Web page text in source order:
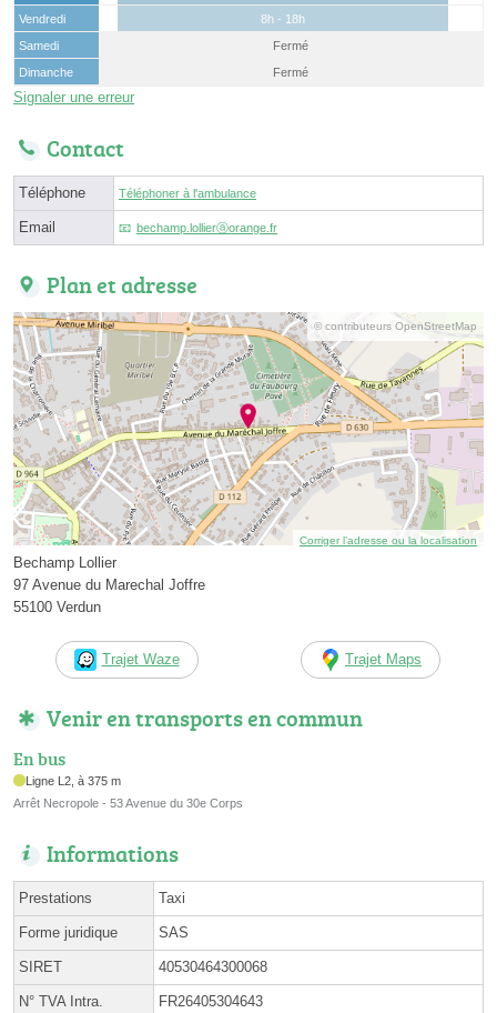
Vendredi
8h - 18h
Samedi
Fermé
Dimanche
Fermé
Signaler une erreur
Contact
Téléphone Téléphoner à l'ambulance
Email bechamp.lollierⓐorange.fr
Plan et adresse
© contributeurs OpenStreetMap
Corriger l’adresse ou la localisation
Bechamp Lollier
97 Avenue du Marechal Joffre
55100 Verdun
Trajet Waze Trajet Maps
Venir en transports en commun
En bus
Ligne L2, à 375 m
Arrêt Necropole - 53 Avenue du 30e Corps
Informations
Prestations Taxi
Forme juridique SAS
SIRET 40530464300068
N° TVA Intra. FR26405304643